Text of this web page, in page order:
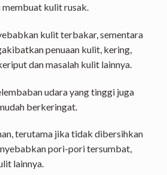
membuat kulit rusak.
kulit terbakar, sementara
penuaan kulit, kering,
dan masalah kulit lainnya.
udara yang tinggi juga
berkeringat.
terutama jika tidak dibersihkan
pori-pori tersumbat,
lainnya.